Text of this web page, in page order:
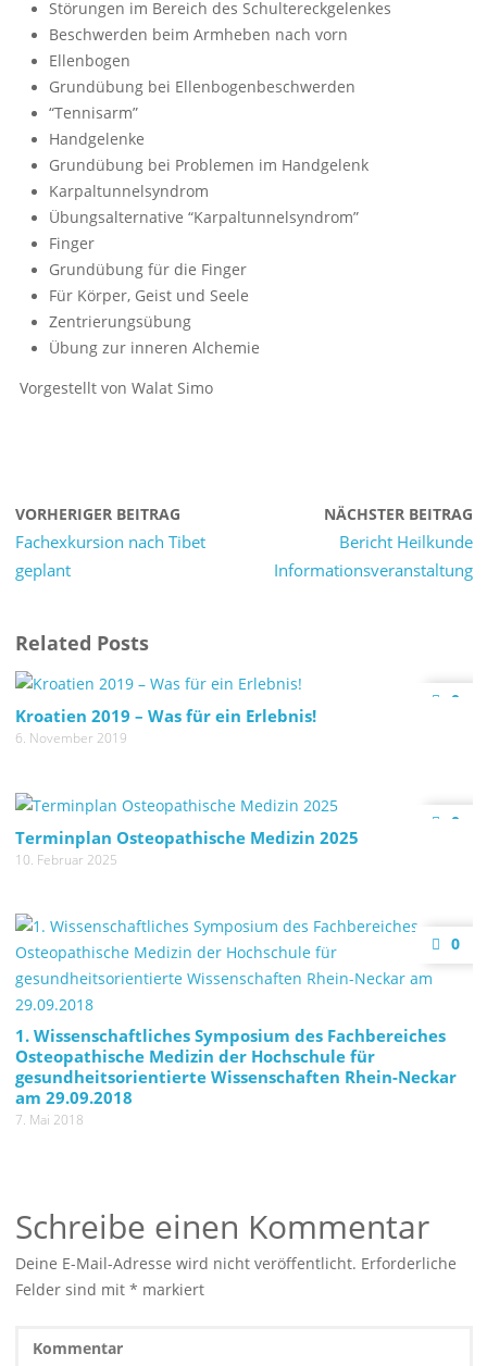
Störungen im Bereich des Schultereckgelenkes
Beschwerden beim Armheben nach vorn
Ellenbogen
Grundübung bei Ellenbogenbeschwerden
“Tennisarm”
Handgelenke
Grundübung bei Problemen im Handgelenk
Karpaltunnelsyndrom
Übungsalternative “Karpaltunnelsyndrom”
Finger
Grundübung für die Finger
Für Körper, Geist und Seele
Zentrierungsübung
Übung zur inneren Alchemie
Vorgestellt von Walat Simo
VORHERIGER BEITRAG
Fachexkursion nach Tibet
geplant
NÄCHSTER BEITRAG
Bericht Heilkunde
Informationsveranstaltung
Related Posts
0
Kroatien 2019 – Was für ein Erlebnis!
6. November 2019
0
Terminplan Osteopathische Medizin 2025
10. Februar 2025
0
1. Wissenschaftliches Symposium des Fachbereiches
Osteopathische Medizin der Hochschule für
gesundheitsorientierte Wissenschaften Rhein-Neckar
am 29.09.2018
7. Mai 2018
Schreibe einen Kommentar
Deine E-Mail-Adresse wird nicht veröffentlicht. Erforderliche
Felder sind mit * markiert